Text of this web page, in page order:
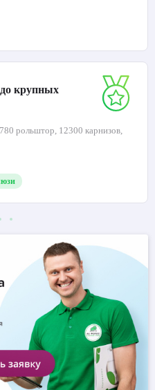
крупных
рольштор, 12300 карнизов,